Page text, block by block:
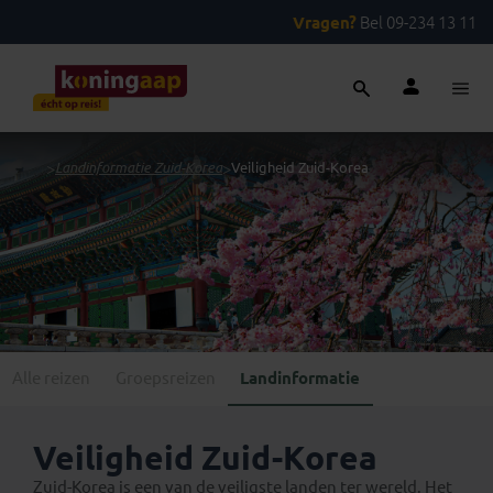
Vragen? Bel 09-234 13 11
> Landinformatie Zuid-Korea>Veiligheid Zuid-Korea
Landinformatie
Veiligheid Zuid-Korea
Zuid-Korea is een van de veiligste landen ter wereld. Het